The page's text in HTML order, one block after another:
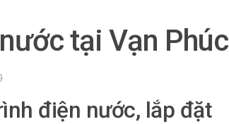
tại Vạn Phúc
điện nước, lắp đặt